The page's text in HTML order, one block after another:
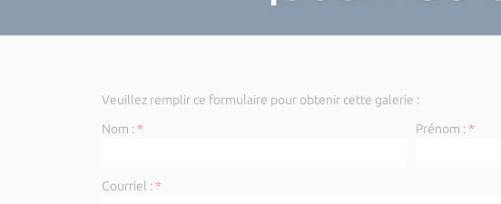
Veuillez remplir ce formulaire pour obtenir cette galerie :
Nom :* Prénom :*
Courriel :*